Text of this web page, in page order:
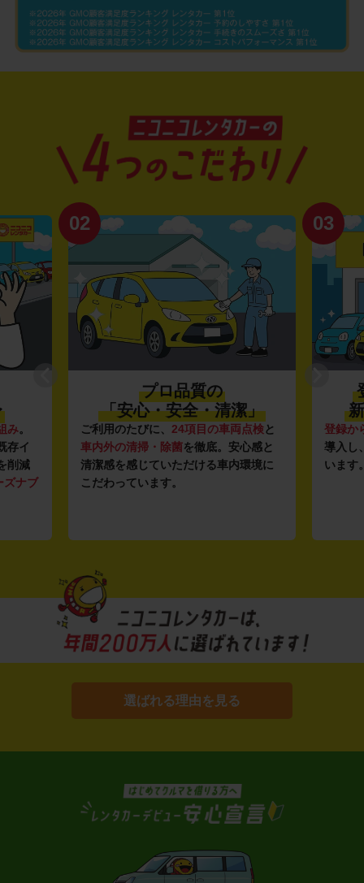
・清潔」
項目の車両点検と
を徹底。安心感と
ける車内環境に
03
登録から4年未満の
新しい車がいっぱい♪
登録から4年未満の新しいクルマ
を多数
導入し、快適な車両の提供を追求して
います。もちろん追加料金は0円です。
選ばれる理由を見る